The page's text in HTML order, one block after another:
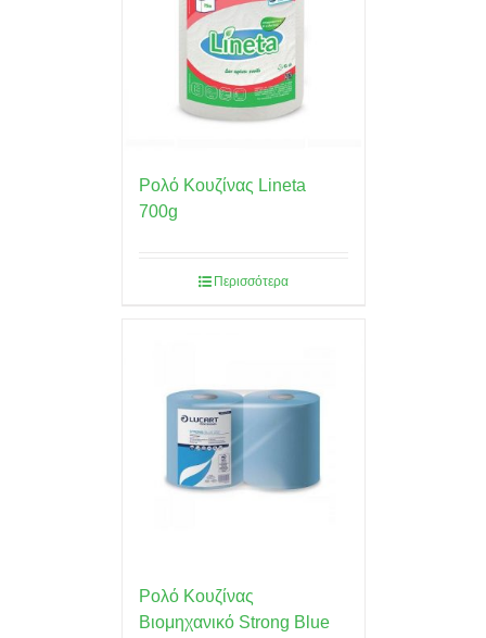
Ρολό Κουζίνας Lineta
700g
Περισσότερα
Ρολό Κουζίνας
Βιομηχανικό Strong Blue